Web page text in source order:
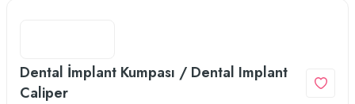
Dental İmplant Kumpası / Dental Implant
Caliper